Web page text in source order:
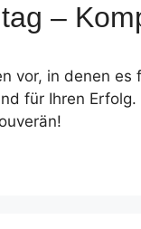
–
vor, in denen
für Ihren